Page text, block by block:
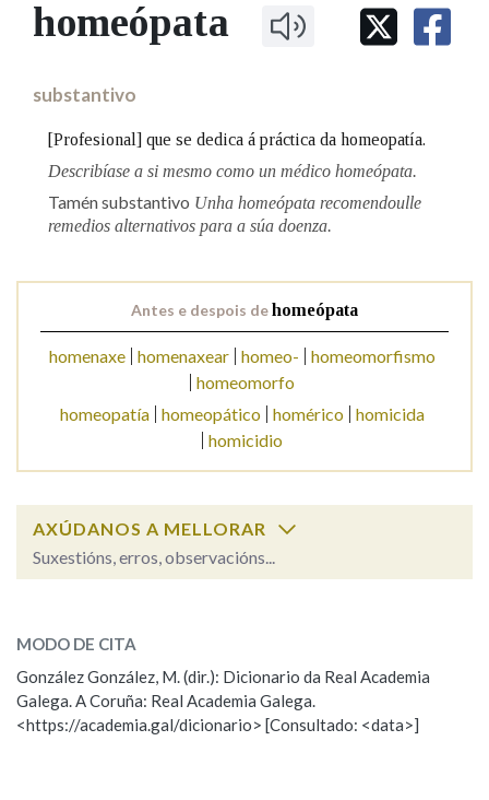
IDENTIDADE CORPORATIVA
MARCIAL DEL ADALID
FIGURAS HOMENAXEADAS
PRIMAVERA DAS LETRAS
PORTAL DAS PALABRAS
Facebook
TwitterYoutubeInstagram
Bluesky
BUSCAR NOS LEMAS
BUSCAR NO CONTIDO
Nos exemplos
Na fraseoloxía
OUTRAS OPCIÓNS DE BUSCA
Marcas gramaticais
homeópata
substantivo
[Profesional] que se dedica á práctica da homeopatía.
Describíase a si mesmo como un médico homeópata.
Tamén substantivo Unha homeópata recomendoulle
remedios alternativos para a súa doenza.
Antes e despois dehomeópata
homenaxe homenaxear homeo-
homeomorfismo
homeomorfo
homeopatía
homeopático homérico
homicida
homicidio
AXÚDANOS A MELLORAR
Suxestións, erros, observacións...
ESCOLLE UNHA OPCIÓN:
Observación Hai un erro na palabra
Propoño mellorar a definición
MODO DE CITA
González González, M. (dir.): Dicionario da Real Academia
Galega. A Coruña: Real Academia Galega.
<https://academia.gal/dicionario> [Consultado: <data>]